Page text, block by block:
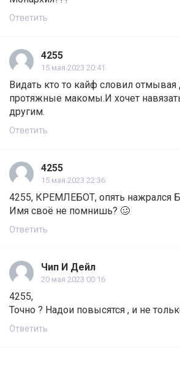
Ответить
4255
15 мая 2023 20:41
Видать кто то кайф словил отмывая
протяжные макомы.И хочет
другим.
Ответить
4255
15 мая 2023 22:36
4255, КРЕМЛЕБОТ, опять
Имя своё не помнишь? 🥴
Ответить
Чип И Дейл
20 мая 2023 00:16
4255,
Точно ? Надои повысятся , и не
Ответить